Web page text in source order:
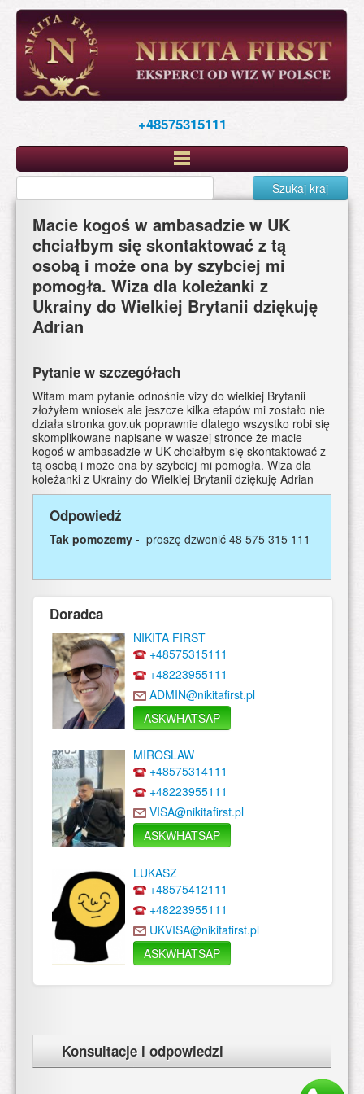
Skip
main
content
+48575315111
Szukaj kraj
Macie kogoś w ambasadzie w UK
chciałbym się skontaktować z tą
osobą i może ona by szybciej mi
pomogła. Wiza dla koleżanki z
Ukrainy do Wielkiej Brytanii dziękuję
Adrian
Pytanie w szczegółach
Witam mam pytanie odnośnie vizy do wielkiej Brytanii
złożyłem wniosek ale jeszcze kilka etapów mi zostało nie
działa stronka gov.uk poprawnie dlatego wszystko robi się
skomplikowane napisane w waszej stronce że macie
kogoś w ambasadzie w UK chciałbym się skontaktować z
tą osobą i może ona by szybciej mi pomogła. Wiza dla
koleżanki z Ukrainy do Wielkiej Brytanii dziękuję Adrian
Odpowiedź
Tak pomozemy - proszę dzwonić 48 575 315 111
Doradca
NIKITA FIRST
+48575315111
+48223955111
ADMIN@nikitafirst.pl
ASKWHATSAP
MIROSLAW
+48575314111
+48223955111
VISA@nikitafirst.pl
ASKWHATSAP
LUKASZ
+48575412111
+48223955111
UKVISA@nikitafirst.pl
ASKWHATSAP
Konsultacje i odpowiedzi